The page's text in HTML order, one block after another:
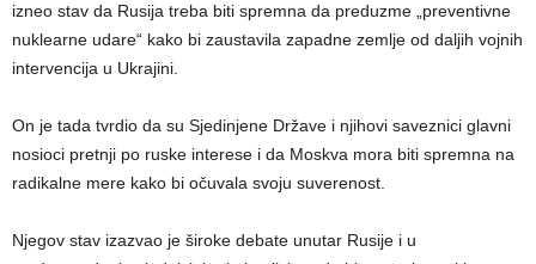
izneo stav da Rusija treba biti spremna da preduzme „preventivne
nuklearne udare“ kako bi zaustavila zapadne zemlje od daljih vojnih
intervencija u Ukrajini.
On je tada tvrdio da su Sjedinjene Države i njihovi saveznici glavni
nosioci pretnji po ruske interese i da Moskva mora biti spremna na
radikalne mere kako bi očuvala svoju suverenost.
Njegov stav izazvao je široke debate unutar Rusije i u